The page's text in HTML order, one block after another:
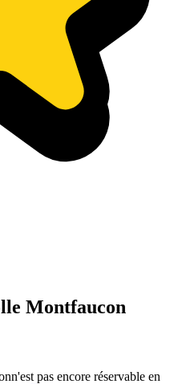
Montfaucon
n'est pas encore réservable en